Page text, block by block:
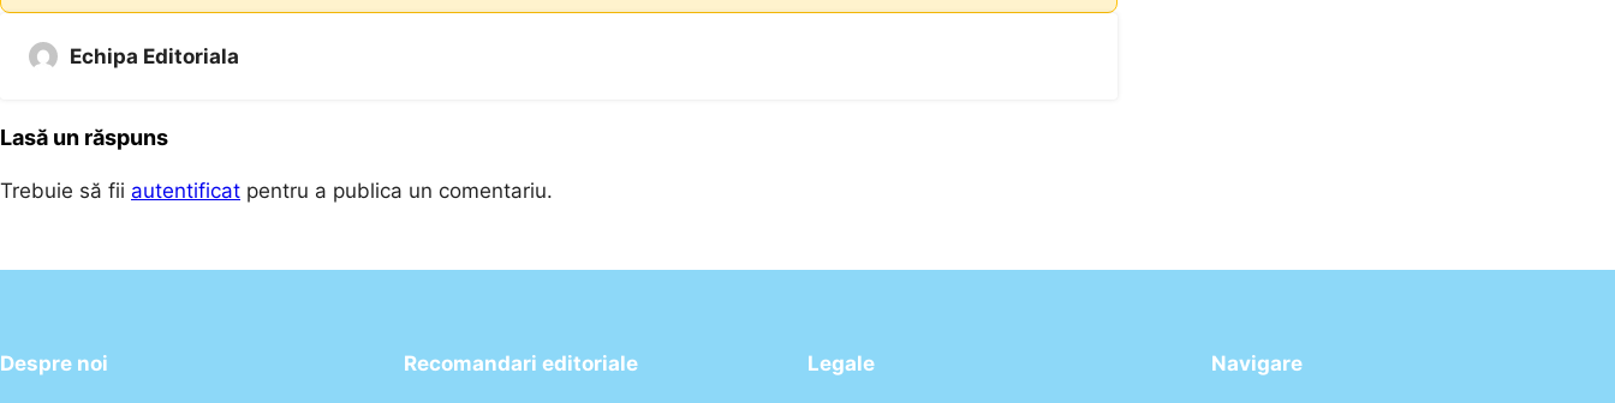
Echipa Editoriala
Lasă un răspuns
Trebuie să fii autentificat pentru a publica un comentariu.
Despre noi Recomandari editoriale Legale Navigare